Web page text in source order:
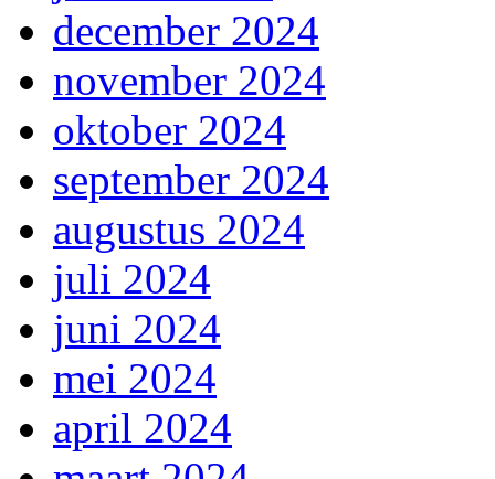
december 2024
november 2024
oktober 2024
september 2024
augustus 2024
juli 2024
juni 2024
mei 2024
april 2024